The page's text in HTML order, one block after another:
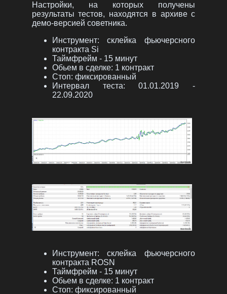
Настройки, на которых получены
результаты тестов, находятся в архиве с
демо-версией советника.
Инструмент: склейка фьючерсного
контракта Si
Таймфрейм - 15 минут
Обьем в сделке: 1 контракт
Стоп: фиксированный
Интервал теста: 01.01.2019 -
22.09.2020
Инструмент: склейка фьючерсного
контракта ROSN
Таймфрейм - 15 минут
Обьем в сделке: 1 контракт
Стоп: фиксированный